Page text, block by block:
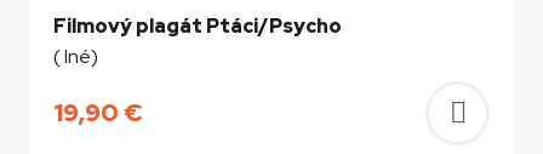
Filmový plagát Ptáci/Psycho
( Iné)
19,90€
Pridať